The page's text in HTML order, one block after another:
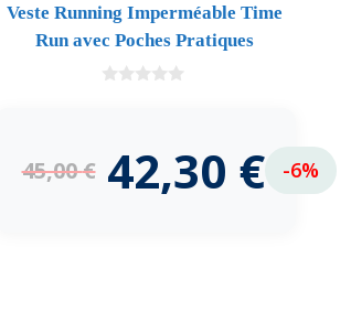
Veste Running Imperméable Time
Run avec Poches Pratiques
45,00€ 42,30 € -6%